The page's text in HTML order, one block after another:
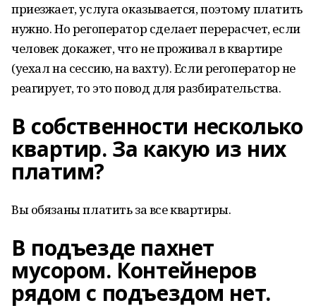
приезжает, услуга оказывается, поэтому платить
нужно. Но регоператор сделает перерасчет, если
человек докажет, что не проживал в квартире
(уехал на сессию, на вахту). Если регоператор не
реагирует, то это повод для разбирательства.
В собственности несколько
квартир. За какую из них
платим?
Вы обязаны платить за все квартиры.
В подъезде пахнет
мусором. Контейнеров
рядом с подъездом нет.